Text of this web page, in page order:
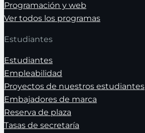
Programación y web
Ver todos los programas
Estudiantes
Estudiantes
Empleabilidad
Proyectos de nuestros estudiantes
Embajadores de marca
Reserva de plaza
Tasas de secretaría